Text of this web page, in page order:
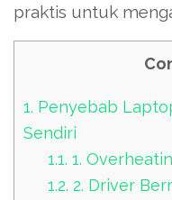
praktis untuk
1. Penyebab
Sendiri
1.1. 1.
1.2. 2. Driver